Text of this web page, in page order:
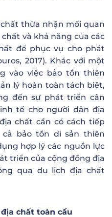
thừa nhận mối quan
và khả năng của các
để phục vụ cho phát
2017). Khác với một
vào việc bảo tồn thiên
lý hoàn toàn tách biệt,
đến sự phát triển cân
tế cho người dân địa
chất cần có cách tiếp
bảo tồn di sản thiên
hợp lý các nguồn lực
triển của cộng đồng địa
qua du lịch địa chất
chất toàn cầu